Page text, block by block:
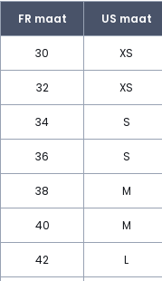
FR maat US maat
30 XS
32 XS
34 S
36 S
38 M
40 M
42 L